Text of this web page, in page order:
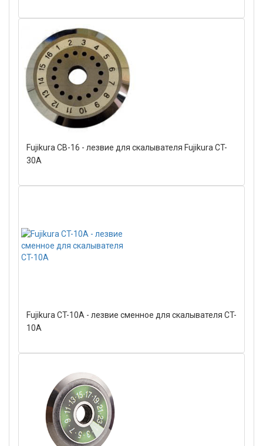
Fujikura CB-16 - лезвие для скалывателя Fujikura CT-
30A
Fujikura CT-10A - лезвие сменное для скалывателя CT-
10A